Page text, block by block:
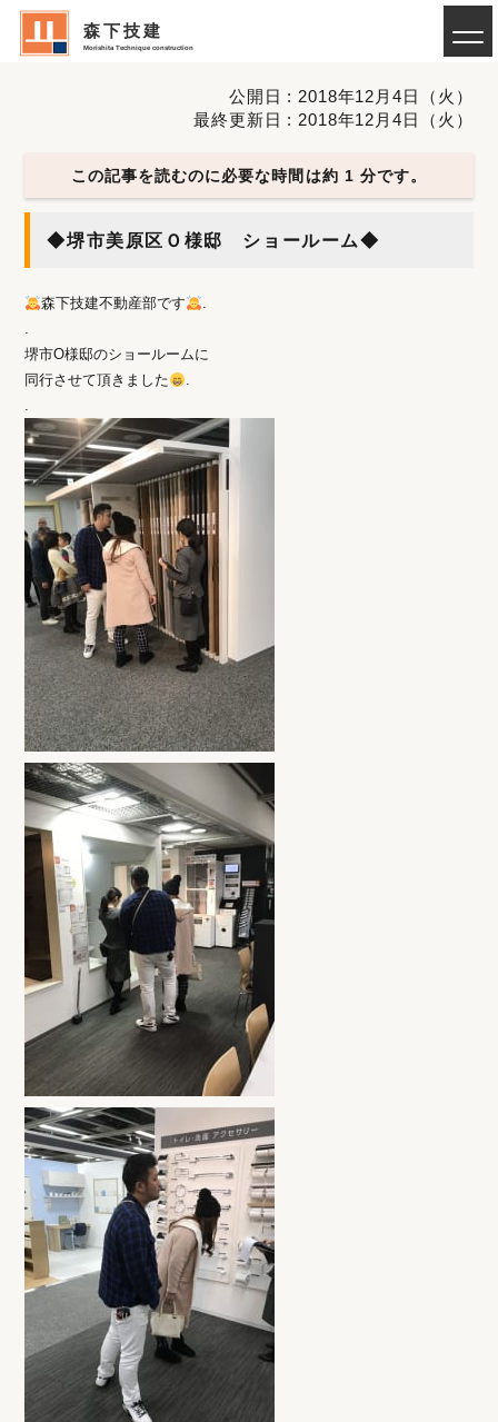
森下技建
Morishita Technique construction
公開日 : 2018年12月4日（火）
最終更新日 : 2018年12月4日（火）
この記事を読むのに必要な時間は約 1 分です。
◆堺市美原区Ｏ様邸 ショールーム◆
森下技建不動産部です
.
.
堺市O様邸のショールームに
同行させて頂きました
.
.